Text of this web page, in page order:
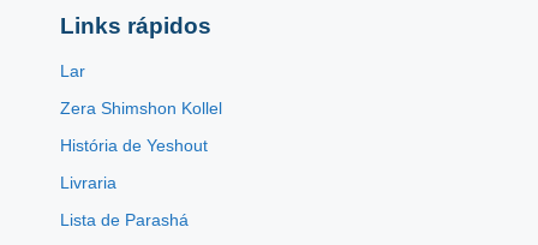
Links rápidos
Lar
Zera Shimshon Kollel
História de Yeshout
Livraria
Lista de Parashá